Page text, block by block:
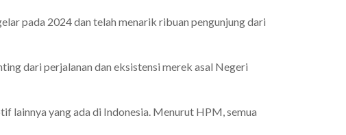
pada 2024 dan telah menarik ribuan pengunjung dari
dari perjalanan dan eksistensi merek asal Negeri
lainnya yang ada di Indonesia. Menurut HPM, semua